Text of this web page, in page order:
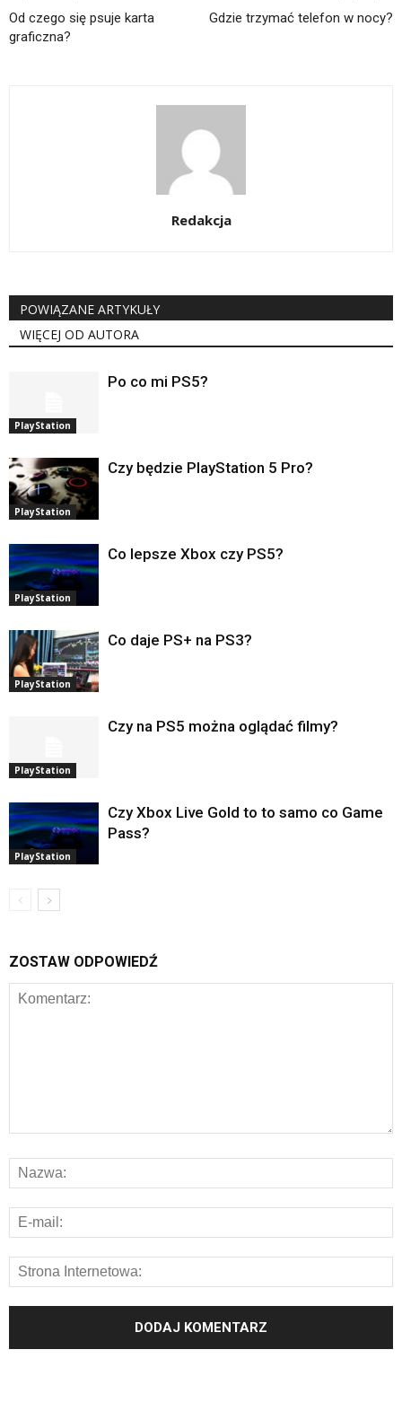
Od czego się psuje karta
graficzna?
Gdzie trzymać telefon w nocy?
Redakcja
POWIĄZANE ARTYKUŁY
WIĘCEJ OD AUTORA
PlayStation
Po co mi PS5?
PlayStation
Czy będzie PlayStation 5 Pro?
PlayStation
Co lepsze Xbox czy PS5?
PlayStation
Co daje PS+ na PS3?
PlayStation
Czy na PS5 można oglądać filmy?
PlayStation
Czy Xbox Live Gold to to samo co Game
Pass?
ZOSTAW ODPOWIEDŹ